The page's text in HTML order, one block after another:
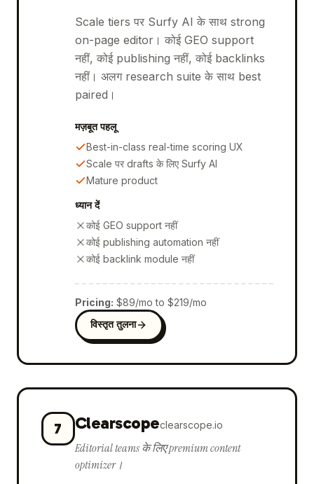
Scale tiers पर Surfy AI के साथ strong
on-page editor। कोई GEO support
नहीं, कोई publishing नहीं, कोई backlinks
नहीं। अलग research suite के साथ best
paired।
मज़बूत पहलू
Best-in-class real-time scoring UX
Scale पर drafts के लिए Surfy AI
Mature product
ध्यान दें
कोई GEO support नहीं
कोई publishing automation नहीं
कोई backlink module नहीं
Pricing: $89/mo to $219/mo
विस्तृत तुलना
7 Clearscopeclearscope.io
Editorial teams के लिए premium content
optimizer।